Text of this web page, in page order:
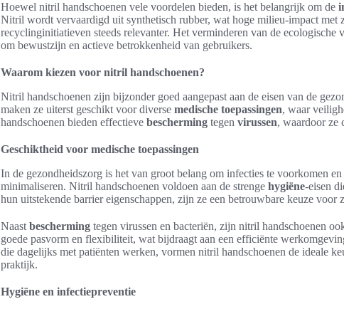
Hoewel nitril handschoenen vele voordelen bieden, is het belangrijk om de
Nitril wordt vervaardigd uit synthetisch rubber, wat hoge milieu-impact met
recyclinginitiatieven steeds relevanter. Het verminderen van de ecologische
om bewustzijn en actieve betrokkenheid van gebruikers.
Waarom kiezen voor nitril handschoenen?
Nitril handschoenen zijn bijzonder goed aangepast aan de eisen van de
maken ze uiterst geschikt voor diverse medische toepassingen, waar
handschoenen bieden effectieve bescherming tegen virussen, waardoor ze
Geschiktheid voor medische toepassingen
In de gezondheidszorg is het van groot belang om infecties te voorkomen
minimaliseren. Nitril handschoenen voldoen aan de strenge hygiëne-eisen
hun uitstekende barrier eigenschappen, zijn ze een betrouwbare keuze voor
Naast bescherming tegen virussen en bacteriën, zijn nitril handschoenen
goede pasvorm en flexibiliteit, wat bijdraagt aan een efficiënte
die dagelijks met patiënten werken, vormen nitril handschoenen de ideale
praktijk.
Hygiëne en infectiepreventie